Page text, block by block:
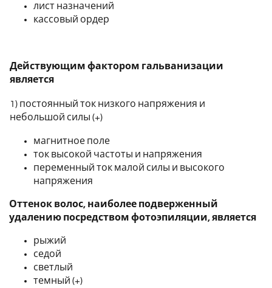
лист назначений
кассовый ордер
Действующим фактором гальванизации
является
1) постоянный ток низкого напряжения и
небольшой силы (+)
магнитное поле
ток высокой частоты и напряжения
переменный ток малой силы и высокого
напряжения
Оттенок волос, наиболее подверженный
удалению посредством фотоэпиляции, является
рыжий
седой
светлый
темный (+)